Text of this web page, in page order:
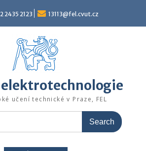
2435 2123 13113@fel.cvut.cz
elektrotechnologie
učení technické v Praze, FEL